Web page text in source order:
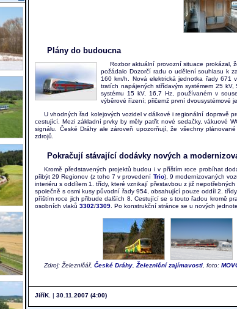
Plány do budoucna
Rozbor aktuální provozní situace prokázal,
požádalo Dozorčí radu o udělení souhlasu k
160 km/h. Nová elektrická jednotka řady 671
tratích napájených střídavým systémem 25
systému 15 kV, 16,7 Hz, používaném v
výběrové řízení; přičemž první dvousystémové
U vhodných řad kolejových vozidel v dálkové i regionální dopravě
cestující. Mezi základní prvky by měly patřit nové sedačky, vákuové
signálu. České Dráhy ale zároveň upozorňují, že všechny
zdrojů.
Pokračují stávající dodávky nových a
Kromě představených projektů budou i v příštím roce probíhat
přibýt 29 Regionov (z toho 7 v provedení Trio), 9 modernizovaných
interiéru s oddílem 1. třídy, které vznikají přestavbou z již
společně s osmi kusy původní řady 954, obsahující pouze oddíl 2.
příštím roce jich přibude dalších 8. Cestující se s touto řadou kromě
osobních vlaků 3302/3309 . Po konstrukční stránce se u nových
Zdroj: Železničář, České Dráhy Železniční zajímavosti , foto:
JiříK. | 30.11.2007 (4:00)